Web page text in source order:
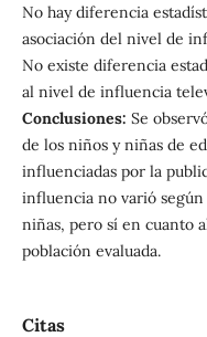
No hay diferencia
asociación del nivel de
No existe diferencia
al nivel de influencia
Conclusiones: Se
de los niños y niñas de
influenciadas por la
influencia no varió
niñas, pero sí en cuanto
población evaluada.
Citas